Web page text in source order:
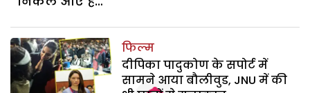
फिल्म
दीपिका पादुकोण के सपोर्ट में
सामने आया बौलीवुड, JNU में की